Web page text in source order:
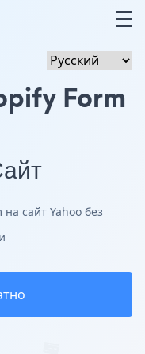
Form
сайт Yahoo без